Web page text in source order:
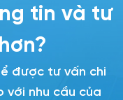
tin và tư
được tư vấn chi
với nhu cầu của